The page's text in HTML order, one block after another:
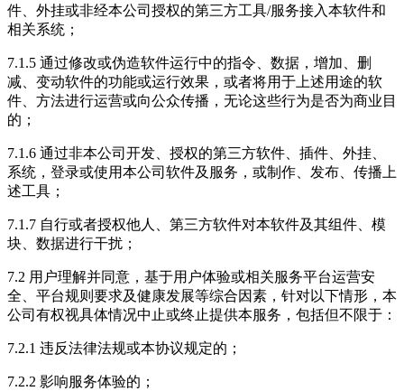
件、外挂或非经本公司授权的第三方工具/服务接入本软件和
相关系统；
7.1.5 通过修改或伪造软件运行中的指令、数据，增加、删
减、变动软件的功能或运行效果，或者将用于上述用途的软
件、方法进行运营或向公众传播，无论这些行为是否为商业目
的；
7.1.6 通过非本公司开发、授权的第三方软件、插件、外挂、
系统，登录或使用本公司软件及服务，或制作、发布、传播上
述工具；
7.1.7 自行或者授权他人、第三方软件对本软件及其组件、模
块、数据进行干扰；
7.2 用户理解并同意，基于用户体验或相关服务平台运营安
全、平台规则要求及健康发展等综合因素，针对以下情形，本
公司有权视具体情况中止或终止提供本服务，包括但不限于：
7.2.1 违反法律法规或本协议规定的；
7.2.2 影响服务体验的；